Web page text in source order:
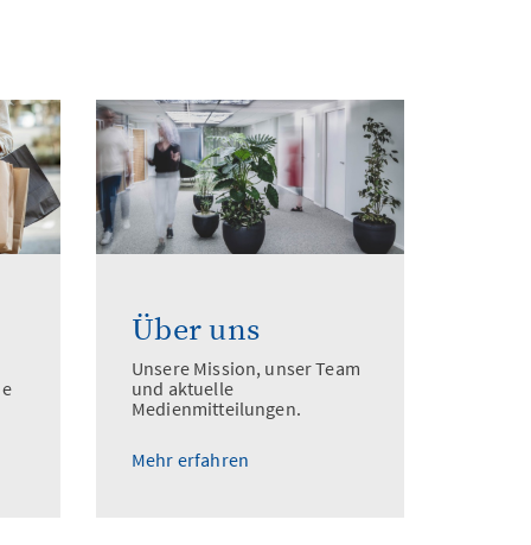
Über uns
Unsere Mission, unser Team
und aktuelle
Medienmitteilungen.
Mehr erfahren